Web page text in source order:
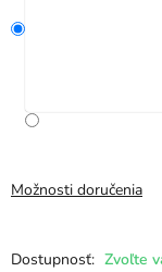
Zvoľte
Možnosti doručenia